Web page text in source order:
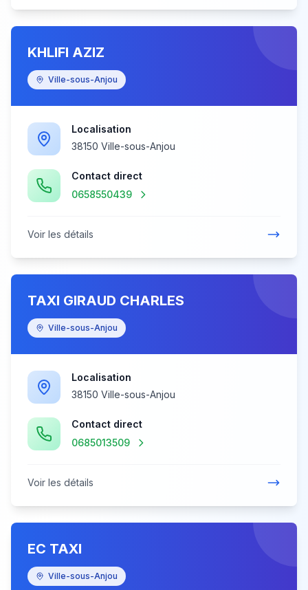
KHLIFI AZIZ
Ville-sous-Anjou
Localisation
38150 Ville-sous-Anjou
Contact direct
0658550439
Voir les détails
TAXI GIRAUD CHARLES
Ville-sous-Anjou
Localisation
38150 Ville-sous-Anjou
Contact direct
0685013509
Voir les détails
EC TAXI
Ville-sous-Anjou